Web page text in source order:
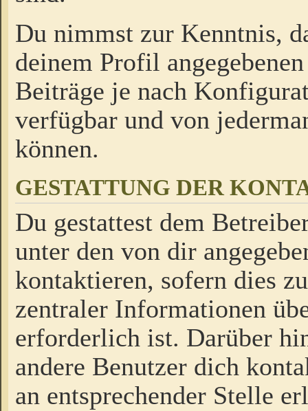
Du nimmst zur Kenntnis,
deinem Profil
Beiträge je nach
verfügbar und von
können.
GESTATTUNG DER
Du gestattest dem
unter den von dir
kontaktieren, sofern dies
zentraler Informationen
erforderlich ist. Darüber
andere Benutzer dich
an entsprechender Stelle